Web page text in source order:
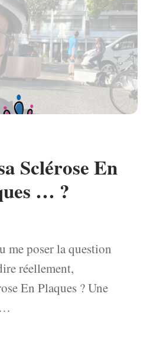
Sclérose En
… ?
me poser la question
réellement,
En Plaques ? Une